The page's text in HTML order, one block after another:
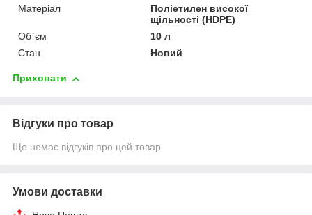
Матеріал
Поліетилен високої
щільності (HDPE)
Об`єм
10 л
Стан
Новий
Приховати
Відгуки про товар
Ще немає відгуків про цей товар
Умови доставки